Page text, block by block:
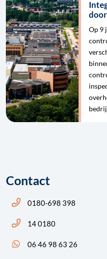
Op 9
Contact
Bel ons: 14 0180
0180-698 398
Bel ons: 14 0180
14 0180
App ons: 06 46 98 63 26
06 46 98 63 26